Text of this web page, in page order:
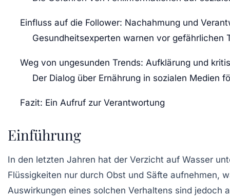
Einfluss auf die Follower: Nachahmung und
Gesundheitsexperten warnen vor gefährlichen
Weg von ungesunden Trends: Aufklärung und
Der Dialog über Ernährung in sozialen Medien
Fazit: Ein Aufruf zur Verantwortung
Einführung
In den letzten Jahren hat der Verzicht auf Wasser
Flüssigkeiten nur durch Obst und Säfte aufnehmen,
Auswirkungen eines solchen Verhaltens sind jedoch